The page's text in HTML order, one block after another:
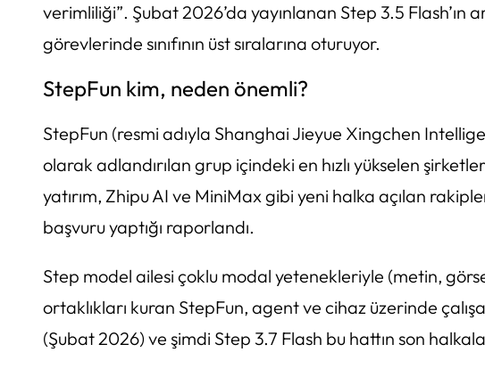
verimliliği”. Şubat 2026’da yayınlanan Step 3.5
görevlerinde sınıfının üst sıralarına oturuyor.
StepFun kim, neden önemli?
StepFun (resmi adıyla Shanghai Jieyue Xingchen
olarak adlandırılan grup içindeki en hızlı yükselen
yatırım, Zhipu AI ve MiniMax gibi yeni halka açılan
başvuru yaptığı raporlandı.
Step model ailesi çoklu modal yetenekleriyle (metin,
ortaklıkları kuran StepFun, agent ve cihaz üzerinde
(Şubat 2026) ve şimdi Step 3.7 Flash bu hattın son